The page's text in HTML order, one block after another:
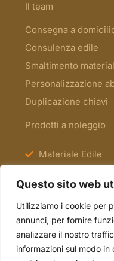
Questo sito web
Utilizziamo i cookie per
annunci, per fornire
analizzare il nostro
informazioni sul modo
Il team
Consegna a
Consulenza edile
Smaltimento
Personalizzazione
Duplicazione chiavi
Prodotti a noleggio
Materiale Edile
Scale e Ponteggi
Occasioni